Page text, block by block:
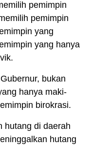
pemimpin
pemimpin
yang
yang hanya
bukan
hanya maki-
birokrasi.
hutang di daerah
hutang